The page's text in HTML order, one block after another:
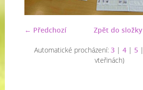
← Předchozí Zpět do složky
Automatické procházení: 3 | 4 | 5 |
vteřinách)